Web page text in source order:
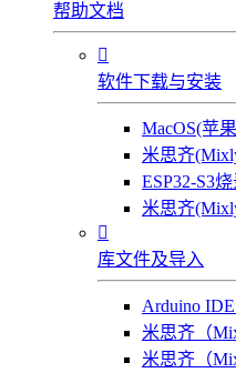
帮助文档

软件下载与安装
MacOS(苹
米思齐
ESP32-S3
米思齐

库文件及导入
Arduino
米思齐（
米思齐（